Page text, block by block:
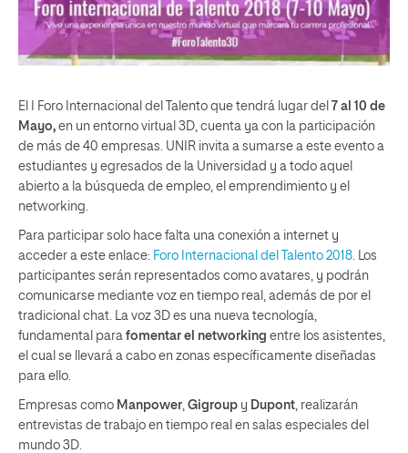
El I Foro Internacional del Talento que tendrá lugar del 7 al 10 de
Mayo, en un entorno virtual 3D, cuenta ya con la participación
de más de 40 empresas. UNIR invita a sumarse a este evento a
estudiantes y egresados de la Universidad y a todo aquel
abierto a la búsqueda de empleo, el emprendimiento y el
networking.
Para participar solo hace falta una conexión a internet y
acceder a este enlace: Foro Internacional del Talento 2018. Los
participantes serán representados como avatares, y podrán
comunicarse mediante voz en tiempo real, además de por el
tradicional chat. La voz 3D es una nueva tecnología,
fundamental para fomentar el networking entre los asistentes,
el cual se llevará a cabo en zonas específicamente diseñadas
para ello.
Empresas como Manpower, Gigroup y Dupont, realizarán
entrevistas de trabajo en tiempo real en salas especiales del
mundo 3D.